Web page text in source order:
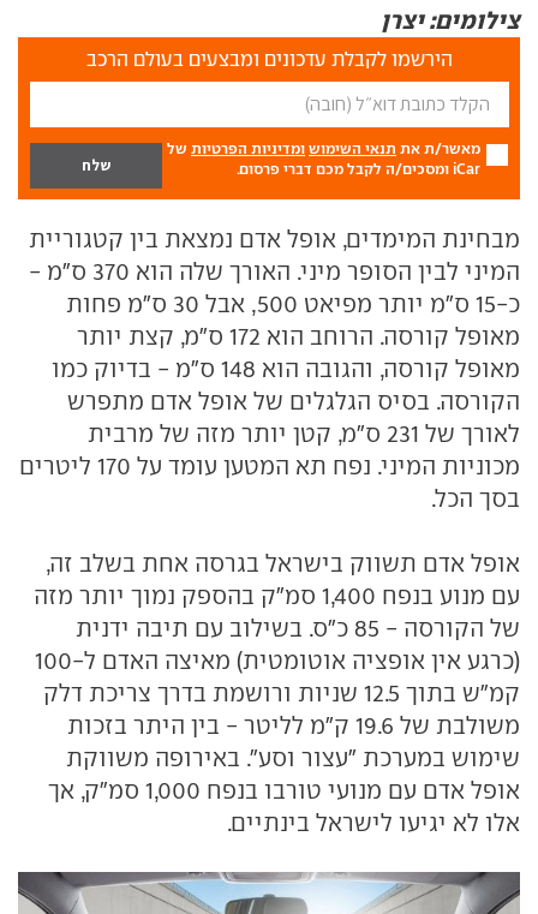
צילומים: יצרן
הירשמו לקבלת עדכונים ומבצעים בעולם הרכב
מאשר/ת את תנאי השימוש ומדיניות הפרטיות של
iCar ומסכים/ה לקבל מכם דברי פרסום.
מבחינת המימדים, אופל אדם נמצאת בין קטגוריית
המיני לבין הסופר מיני. האורך שלה הוא 370 ס"מ -
כ-15 ס"מ יותר מפיאט 500, אבל 30 ס"מ פחות
מאופל קורסה. הרוחב הוא 172 ס"מ, קצת יותר
מאופל קורסה, והגובה הוא 148 ס"מ - בדיוק כמו
הקורסה. בסיס הגלגלים של אופל אדם מתפרש
לאורך של 231 ס"מ, קטן יותר מזה של מרבית
מכוניות המיני. נפח תא המטען עומד על 170 ליטרים
בסך הכל.
אופל אדם תשווק בישראל בגרסה אחת בשלב זה,
עם מנוע בנפח 1,400 סמ"ק בהספק נמוך יותר מזה
של הקורסה - 85 כ"ס. בשילוב עם תיבה ידנית
(כרגע אין אופציה אוטומטית) מאיצה האדם ל-100
קמ"ש בתוך 12.5 שניות ורושמת בדרך צריכת דלק
משולבת של 19.6 ק"מ לליטר - בין היתר בזכות
שימוש במערכת "עצור וסע". באירופה משווקת
אופל אדם עם מנועי טורבו בנפח 1,000 סמ"ק, אך
אלו לא יגיעו לישראל בינתיים.